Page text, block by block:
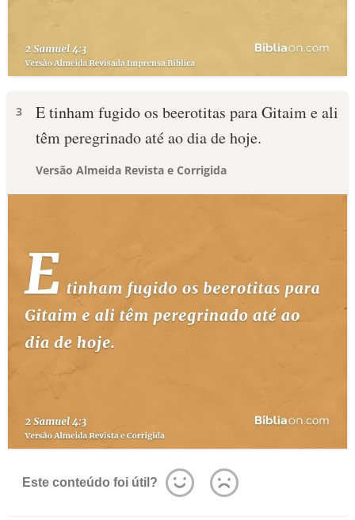
3
E tinham fugido os beerotitas para Gitaim e ali
têm peregrinado até ao dia de hoje.
Versão Almeida Revista e Corrigida
Este conteúdo foi útil?